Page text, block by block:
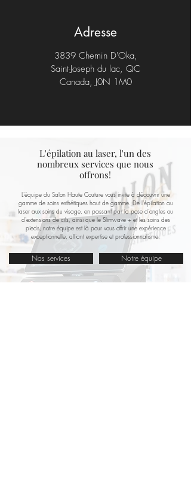
Adresse
3839 Chemin D'Oka,
Saint-Joseph du lac, QC
Canada, J0N 1M0
L'épilation au laser, l'un des
nombreux services que nous
offrons!
L'équipe du Salon Haute Couture vous invite à découvrir une
gamme de soins esthétiques haut de gamme. De l'épilation au
laser aux soins du visage, en passant par la pose d'ongles ou
d'extensions de cils, ainsi que le Slimwave + et les soins des
pieds, notre équipe est là pour vous offrir une expérience
exceptionnelle, alliant expertise et professionnalisme.
Nos services Notre équipe